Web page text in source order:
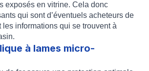
exposés en vitrine. Cela donc
qui sont d’éventuels acheteurs de
les informations qui se trouvent à
à lames micro-